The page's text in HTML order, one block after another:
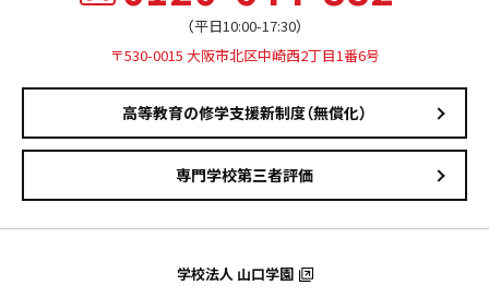
（平日10:00-17:30）
〒530-0015 大阪市北区中崎西2丁目1番6号
高等教育の修学支援新制度（無償化）
専門学校第三者評価
学校法人 山口学園